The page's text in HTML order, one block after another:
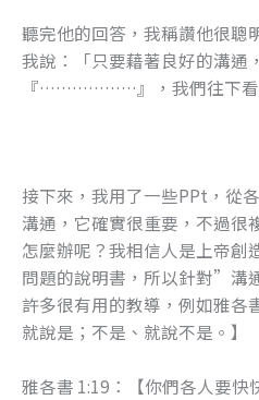
聽完他的回答，我稱讚他很聰
我說：「只要藉著良好的溝通
『………………』，我們往下看
接下來，我用了一些PPt，從
溝通，它確實很重要，不過很
怎麼辦呢？我相信人是上帝創
問題的說明書，所以針對”溝
許多很有用的教導，例如雅各
就說是；不是、就說不是。】
雅各書 1:19：【你們各人要快